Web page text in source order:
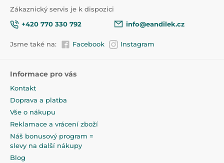
Vhodný pro děti od 6 měsíců.
Vhodný pro použití v myčce nádobí (max.65°C) za
Nevyvařujte, nesterilizujte. Neumisťujte výrobek do
horké trouby a nezahřívejte jej na
elektrickém/plynovém vařiči. Výrobek je
Návod k použití:
Udržujte výrobek čistý. Před prvním použitím umyjte v
horké vodě s použitím prostředku k mytí nádobí a
důkladně opláchněte. Přelijte horkou vodou. Vyhněte
se používání ostrých nebo abrazivních materiálů při
Zákaznický servis je k dispozici
+420 770 330 792
info@eandilek.cz
Jsme také na: Facebook Instagram
Informace pro vás
Kontakt
Doprava a platba
Vše o nákupu
Reklamace a vrácení zboží
Náš bonusový program =
slevy na další nákupy
Blog